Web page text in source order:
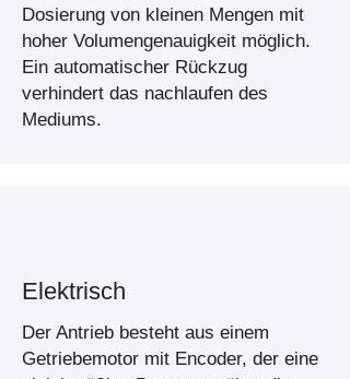
Dosierung von kleinen Mengen mit
hoher Volumengenauigkeit möglich.
Ein automatischer Rückzug
verhindert das nachlaufen des
Mediums.
Elektrisch
Der Antrieb besteht aus einem
Getriebemotor mit Encoder, der eine